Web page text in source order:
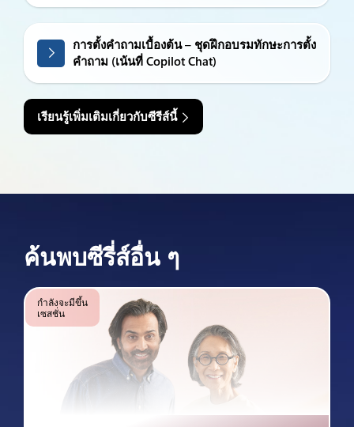
การตั้งคำถามเบื้องต้น – ชุดฝึกอบรมทักษะการตั้ง
คำถาม (เน้นที่ Copilot Chat)
เรียนรู้เพิ่มเติมเกี่ยวกับซีรีส์นี้
ค้นพบซีรี่ส์อื่น ๆ
กำลังจะมีขึ้น
เซสชั่น